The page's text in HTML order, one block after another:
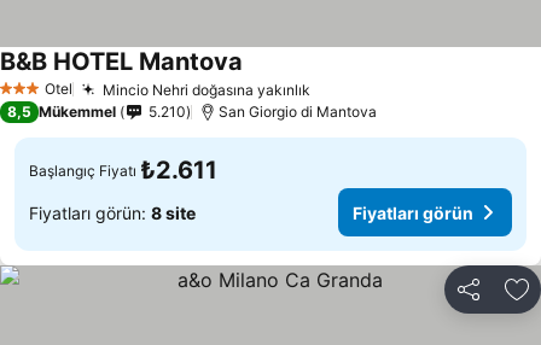
3 YıldızOtel Mincio Nehri doğasına yakınlık
B&B HOTEL Mantova
8,5 Mükemmel 5.210 San Giorgio di Mantova
Başlangıç Fiyatı ₺2.611
Fiyatları görün: 8 site Fiyatları görün
Paylaş